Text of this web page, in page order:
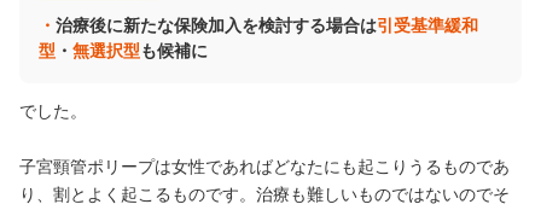
治療後に新たな保険加入を検討する場合は引受基準緩和
型 ・ 無選択型も候補に
でした。
子宮頸管ポリープは女性であればどなたにも起こりうるものであ
り、割とよく起こるものです。治療も難しいものではないのでそ